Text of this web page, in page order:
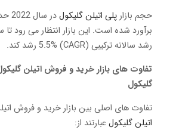
حجم بازارپلی اتیلن گلیکول
رشد سالانه ترکیبی (CAGR) 5.5% رشد کند.
تفاوت های بازار خرید و فروش اتیلن
گلیکول
تفاوت های اصلی بین بازار خرید و فروش
اتیلن گلیکول عبارتند از: